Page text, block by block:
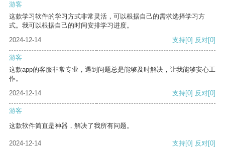
游客
这款学习软件的学习方式非常灵活，可以根据自己的需求选择学习方
式。我可以根据自己的时间安排学习进度。
2024-12-14
支持[0] 反对[0]
游客
这款app的客服非常专业，遇到问题总是能够及时解决，让我能够安心工
作。
2024-12-14
支持[0] 反对[0]
游客
这款软件简直是神器，解决了我所有问题。
2024-12-14 支持[0] 反对[0]